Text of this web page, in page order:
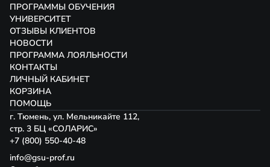
ПРОГРАММЫ ОБУЧЕНИЯ
УНИВЕРСИТЕТ
ОТЗЫВЫ КЛИЕНТОВ
НОВОСТИ
ПРОГРАММА ЛОЯЛЬНОСТИ
КОНТАКТЫ
ЛИЧНЫЙ КАБИНЕТ
КОРЗИНА
ПОМОЩЬ
г. Тюмень, ул. Мельникайте 112,
стр. 3 БЦ «СОЛАРИС»
+7 (800) 550-40-48
info@gsu-prof.ru